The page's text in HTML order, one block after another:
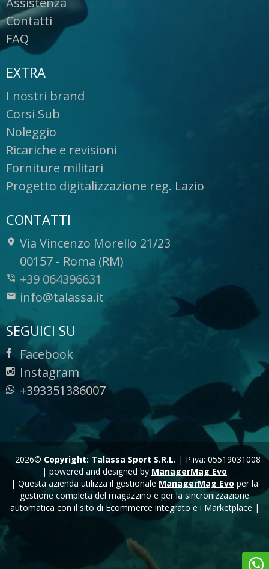
Contatti
FAQ
EXTRA
I nostri brand
Corsi Sub
Noleggio
Ricariche e revisioni
Forniture militari
Progetto digitalizzazione reg. Lazio
CONTATTI
Via Vincenzo Morello 21/23
-
00157 - Roma (RM)
+39 064396631
info@talassa.it
SEGUICI SU
Facebook
Instagram
+393351386007
2026© Copyright: Talassa Sport S.R.L. | P.iva: 05519031008
| powered and designed by ManagerMag Evo
| Questa azienda utilizza il gestionale ManagerMag Evo per la
gestione completa del magazzino e per la sincronizzazione
automatica con il sito di Ecommerce integrato e i Marketplace |